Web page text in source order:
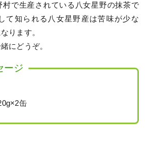
村で生産されている八女星野の抹茶で
て知られる八女星野産は苦味が少な
ります。
にどうぞ。
ージ
缶